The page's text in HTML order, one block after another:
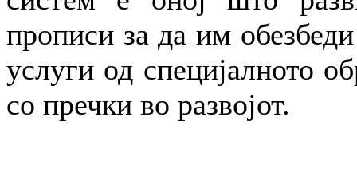
прописи за да им
услуги од специјалното
со пречки во развојот.